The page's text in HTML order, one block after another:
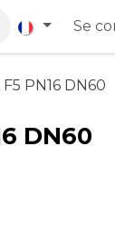
Se
PN16 DN60
DN60